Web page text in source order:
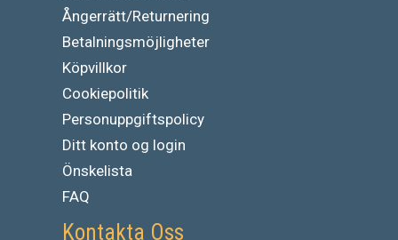
Ångerrätt/Returnering
Betalningsmöjligheter
Köpvillkor
Cookiepolitik
Personuppgiftspolicy
Ditt konto og login
Önskelista
FAQ
Kontakta Oss